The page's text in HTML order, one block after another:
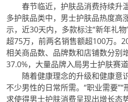
春节临近，护肤品消费持续升
多护肤品类中，男士护肤品热度高
示，近30天内，多款标注“新年礼
超75万，前两名销售额超100万。
相关商品数、品牌数和店铺数分别
37.0%，大量品牌入局男士护肤赛道
随着健康理念的升级和健康意
不少男性的日常所需。“职业需要”“
求使得男士护肤消费呈现出增长态